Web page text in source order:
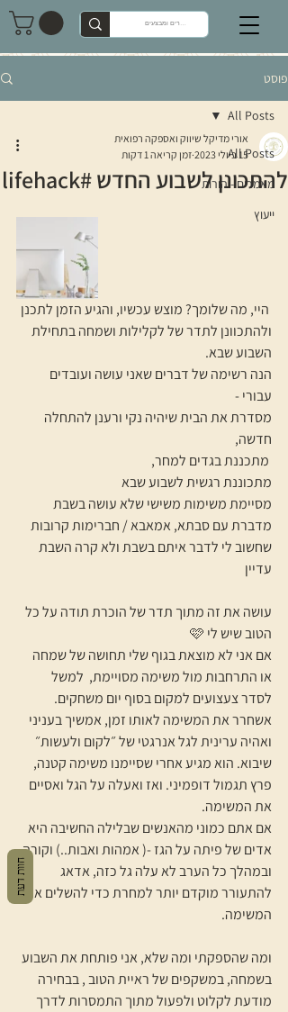
פוסט
All Posts
מאמרים - הורות
ייעוץ
All Posts
להתכונן לשבוע החדש #lifehack
אורי מדיקל שיווק ואספקה רפואית
15 ביולי 2023
זמן קריאה 1 דקות
היי, מה שלומך? מוצש עכשיו, והגיע הזמן לתכנן
ולהתכוונן לתדר של לקלילות ושמחה בתחילת
השבוע שבא.
הנה רשימה של דברים שאני עושה ועובדים
עבורי -
מסדרת את הבית שיהיה נקי ורענן להתחלה
חדשה,
מתכוננת רגשית לשבוע שבא
מסיימת משימות משישי שלא עושה בשבת
מדברת עם סבתא, אמאבא / חברימות קרובות
שחשוב לי לדבר איתם בשבת ולא קרה השבת
עדיין
עושה את זה מתוך תדר של הוכרת תודה על כל
הטוב שיש לי 🩷
אם אני לא מוצאת בגוף שלי תחושה של שמחה
או התרחבות מול משימה מסויימת,  למשל
לסדר צעצועים למקום בסוף יום משחקים.
אשחרר את המשימה לאותו זמן, אמשיך בעניני
ואהיה ערינית לגל אנרגטי של ״לקום ולעשות״
שיבוא. הוא מגיע אחרי שסיימנו משימה קטנה,
פרץ תגמול דופמיני. ואז ואעלה על הגל ואסיים
את המשימה.
אם אתם כמוני מהאנשים שבלילה החשיבה היא
אדים של פיתה על הגז -( אמהות ואבות..) וקורה,
ובמהלך כל הערב לא עלה גל כזה, אדאג
להתעורר מוקדם יותר למחרת כדי להשלים את
המשימה.
ומה שהספקתי ומה שלא, אני פותחת את השבוע
בשמחה, במשקפים של ראיית הטוב , בבחירה
מודעת לקלוט ולפעול מתוך התמסרות לדרך
חוות דעת